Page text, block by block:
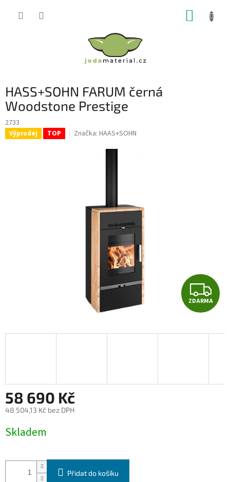
HASS+SOHN FARUM černá
Woodstone Prestige
2733
Výprodej TOP Značka: HAAS+SOHN
Z
D
A
ZDARMA
58 690 Kč
48 504,13 Kč bez DPH
cena:
Skladem
Přidat do košíku